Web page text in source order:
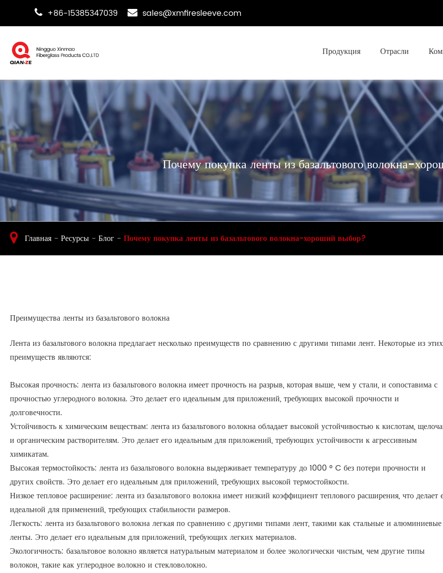
+86-15385347039 sales@xmfiresleeve.com
Продукция Отрасли
Почему покупка ленты из базальтового волокна-
Главная Ресурсы Блог Почему покупка ленты из базальтового волокна-хороший выбор?
Преимущества ленты из базальтового волокна
Лента из базальтового волокна предлагает несколько преимуществ по сравнению с другими типами лент. Некоторые из этих
преимуществ являются:
Высокая прочность: лента из базальтового волокна имеет прочность на разрыв, которая выше, чем у стали, и сопоставима с
прочностью углеродного волокна. Это делает его идеальным для приложений, требующих высокой прочности и
долговечности.
Устойчивость к химическим веществам: лента из базальтового волокна обладает высокой устойчивостью к кислотам,
и органическим растворителям. Это делает его идеальным для приложений, требующих устойчивости к агрессивным
химикатам.
Высокая термостойкость: лента из базальтового волокна выдерживает температуру до 1000 ° C без потери прочности и
других свойств. Это делает его идеальным для приложений, требующих высокой термостойкости.
Низкое тепловое расширение: лента из базальтового волокна имеет низкий коэффициент теплового расширения, что делает
идеальной для применений, требующих стабильности размеров.
Легкость: лента из базальтового волокна легкая по сравнению с другими типами лент, такими как стальные и алюминиевые
ленты. Это делает его идеальным для приложений, требующих легких материалов.
Экологичность: базальтовое волокно является натуральным материалом и более экологически чистым, чем другие типы
волокон, такие как углеродное волокно и стекловолокно.